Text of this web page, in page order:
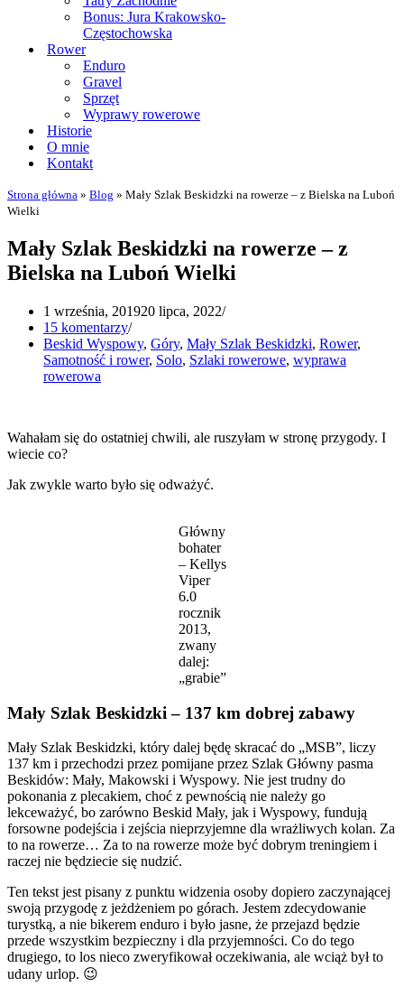
Bonus: Jura Krakowsko-
Częstochowska
Rower
Enduro
Gravel
Sprzęt
Wyprawy rowerowe
Historie
O mnie
Kontakt
Strona główna » Blog » Mały Szlak Beskidzki na rowerze – z Bielska na Luboń
Wielki
Mały Szlak Beskidzki na rowerze – z
Bielska na Luboń Wielki
1 września, 201920 lipca, 2022
15 komentarzy
Beskid Wyspowy, Góry, Mały Szlak Beskidzki, Rower,
Samotność i rower, Solo, Szlaki rowerowe, wyprawa
rowerowa
Wahałam się do ostatniej chwili, ale ruszyłam w stronę przygody. I
wiecie co?
Jak zwykle warto było się odważyć.
Główny
bohater
– Kellys
Viper
6.0
rocznik
2013,
zwany
dalej:
„grabie”
Mały Szlak Beskidzki – 137 km dobrej zabawy
Mały Szlak Beskidzki, który dalej będę skracać do „MSB”, liczy
137 km i przechodzi przez pomijane przez Szlak Główny pasma
Beskidów: Mały, Makowski i Wyspowy. Nie jest trudny do
pokonania z plecakiem, choć z pewnością nie należy go
lekceważyć, bo zarówno Beskid Mały, jak i Wyspowy, fundują
forsowne podejścia i zejścia nieprzyjemne dla wrażliwych kolan. Za
to na rowerze… Za to na rowerze może być dobrym treningiem i
raczej nie będziecie się nudzić.
Ten tekst jest pisany z punktu widzenia osoby dopiero zaczynającej
swoją przygodę z jeżdżeniem po górach. Jestem zdecydowanie
turystką, a nie bikerem enduro i było jasne, że przejazd będzie
przede wszystkim bezpieczny i dla przyjemności. Co do tego
drugiego, to los nieco zweryfikował oczekiwania, ale wciąż był to
udany urlop. 😉